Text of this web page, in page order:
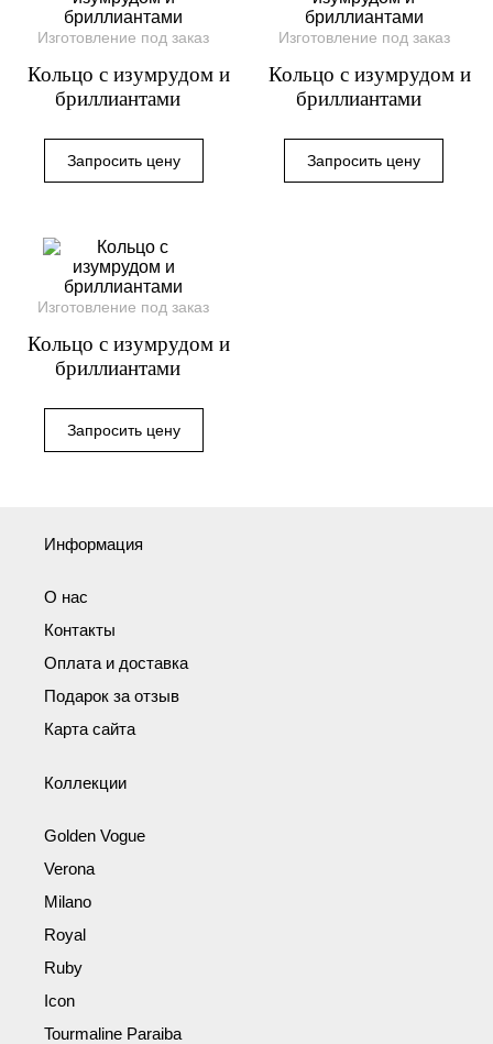
Изготовление под заказ
Кольцо с изумрудом и
бриллиантами
Изготовление под заказ
Кольцо с изумрудом и
бриллиантами
Изготовление под заказ
Кольцо с изумрудом и
бриллиантами
Информация
О нас
Контакты
Оплата и доставка
Подарок за отзыв
Карта сайта
Коллекции
Golden Vogue
Verona
Milano
Royal
Ruby
Icon
Tourmaline Paraiba